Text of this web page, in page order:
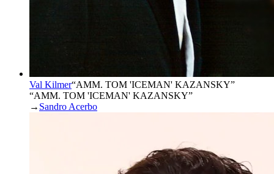
Val Kilmer“AMM. TOM 'ICEMAN' KAZANSKY”
“AMM. TOM 'ICEMAN' KAZANSKY”
→ Sandro Acerbo